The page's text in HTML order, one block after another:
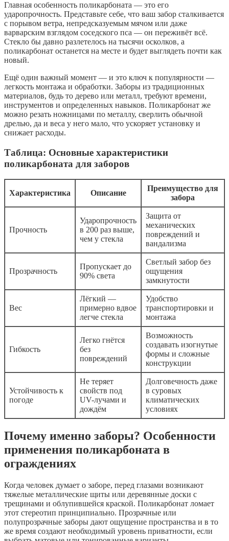
Главная особенность поликарбоната — это его
ударопрочность. Представьте себе, что ваш забор сталкивается
с порывом ветра, непредсказуемым мячом или даже
варварским взглядом соседского пса — он переживёт всё.
Стекло бы давно разлетелось на тысячи осколков, а
поликарбонат останется на месте и будет выглядеть почти как
новый.
Ещё один важный момент — и это ключ к популярности —
легкость монтажа и обработки. Заборы из традиционных
материалов, будь то дерево или металл, требуют времени,
инструментов и определенных навыков. Поликарбонат же
можно резать ножницами по металлу, сверлить обычной
дрелью, да и веса у него мало, что ускоряет установку и
снижает расходы.
Таблица: Основные характеристики
поликарбоната для заборов
Характеристика Описание
Преимущество для
забора
Прочность
Ударопрочность
в 200 раз выше,
чем у стекла
Защита от
механических
повреждений и
вандализма
Прозрачность
Пропускает до
90% света
Светлый забор без
ощущения
замкнутости
Вес
Лёгкий —
примерно вдвое
легче стекла
Удобство
транспортировки и
монтажа
Гибкость
Легко гнётся
без
повреждений
Возможность
создавать изогнутые
формы и сложные
конструкции
Устойчивость к
погоде
Не теряет
свойств под
UV-лучами и
дождём
Долговечность даже
в суровых
климатических
условиях
Почему именно заборы? Особенности
применения поликарбоната в
ограждениях
Когда человек думает о заборе, перед глазами возникают
тяжелые металлические щиты или деревянные доски с
трещинами и облупившейся краской. Поликарбонат ломает
этот стереотип принципиально. Прозрачные или
полупрозрачные заборы дают ощущение пространства и в то
же время создают необходимый уровень приватности, если